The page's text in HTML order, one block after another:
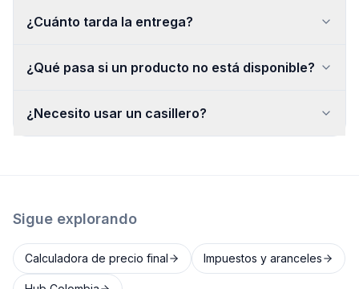
¿Cuánto tarda la entrega?
¿Qué pasa si un producto no está disponible?
¿Necesito usar un casillero?
Sigue explorando
Calculadora de precio final Impuestos y aranceles